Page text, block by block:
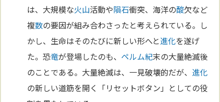
は、大規模な火山活動や隕石衝突、海洋の酸欠など
複数の要因が組み合わさったと考えられている。し
かし、生命はそのたびに新しい形へと進化を遂げ
た。恐竜が登場したのも、ペルム紀末の大量絶滅後
のことである。大量絶滅は、一見破壊的だが、進化
の新しい道筋を開く「リセットボタン」としての役